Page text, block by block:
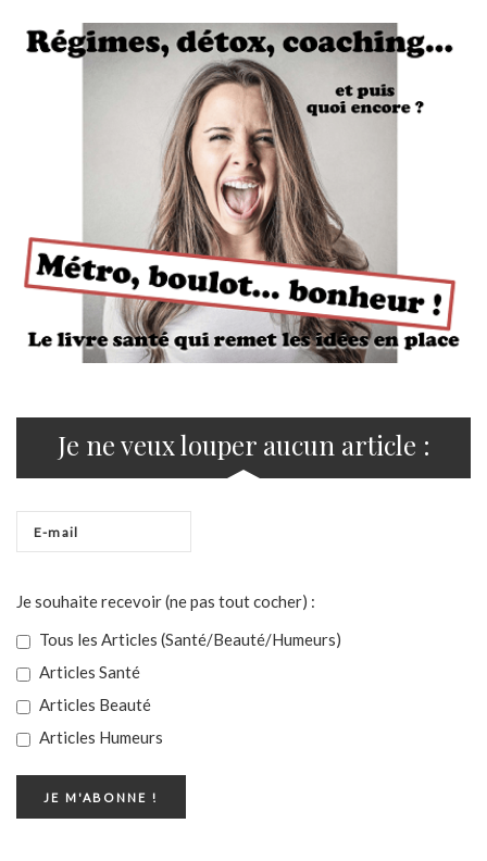
Je ne veux louper aucun article :
Je souhaite recevoir (ne pas tout cocher) :
Tous les Articles (Santé/Beauté/Humeurs)
Articles Santé
Articles Beauté
Articles Humeurs